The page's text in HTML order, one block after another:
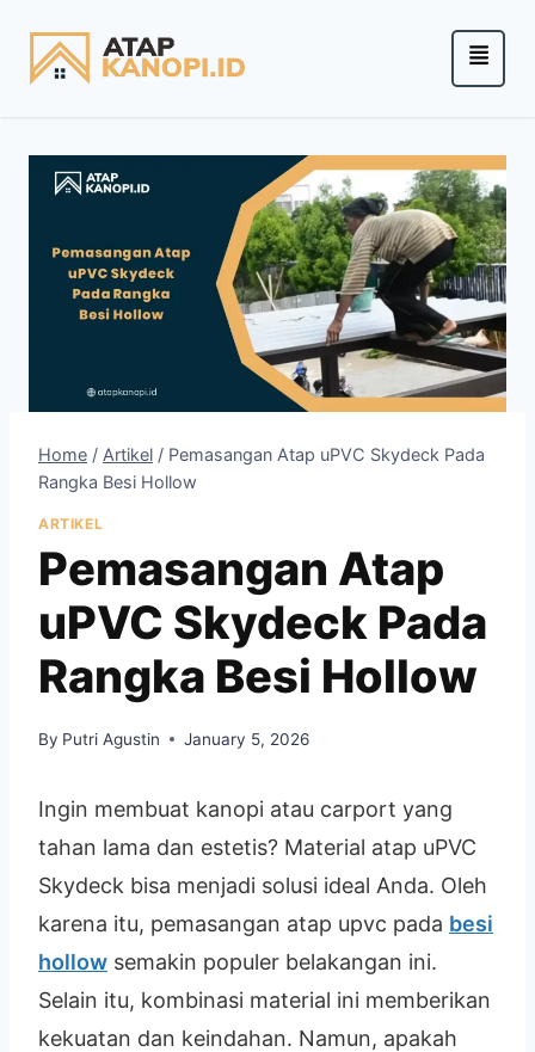
Home / Artikel / Pemasangan Atap uPVC Skydeck Pada
Rangka Besi Hollow
ARTIKEL
Pemasangan Atap
uPVC Skydeck Pada
Rangka Besi Hollow
By Putri Agustin January 5, 2026
Ingin membuat kanopi atau carport yang
tahan lama dan estetis? Material atap uPVC
Skydeck bisa menjadi solusi ideal Anda. Oleh
karena itu, pemasangan atap upvc pada besi
hollow semakin populer belakangan ini.
Selain itu, kombinasi material ini memberikan
kekuatan dan keindahan. Namun, apakah